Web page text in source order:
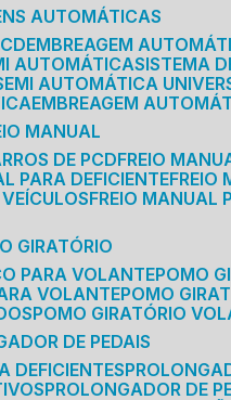
AUTOMÁTICAS
EMBREAGEM
AUTOMÁTICA SISTEMA
SEMI AUTOMÁTICA
EMBREAGEM
MANUAL
DE PCD FREIO
PARA DEFICIENTE
FREIO MANUAL
GIRATÓRIO
PARA VOLANTE POMO
VOLANTE POMO
POMO GIRATÓRIO
DE PEDAIS
DEFICIENTES
PROLONGADOR DE